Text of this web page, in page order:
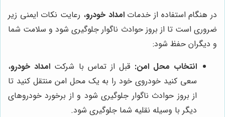
در هنگام استفاده از خدماتامداد خودرو، رعایت نکات ایمنی زیر
ضروری است تا از بروز حوادث ناگوار جلوگیری شود و سلامت شما
و دیگران حفظ شود:
انتخاب محل امن: قبل از تماس با شرکت امداد خودرو،
سعی کنید خودروی خود را به یک محل امن منتقل کنید تا
از بروز حوادث ناگوار جلوگیری شود و از برخورد خودروهای
دیگر با وسیله نقلیه شما جلوگیری شود.